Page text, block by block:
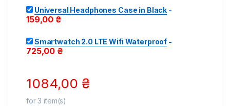
Universal Headphones Case in Black -
159,00 ₴
Smartwatch 2.0 LTE Wifi Waterproof -
725,00 ₴
1084,00 ₴
for3 item(s)